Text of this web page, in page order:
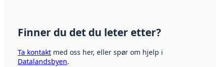
Finner du det du leter etter?
Ta kontakt med oss her, eller spør om hjelp i
Datalandsbyen.